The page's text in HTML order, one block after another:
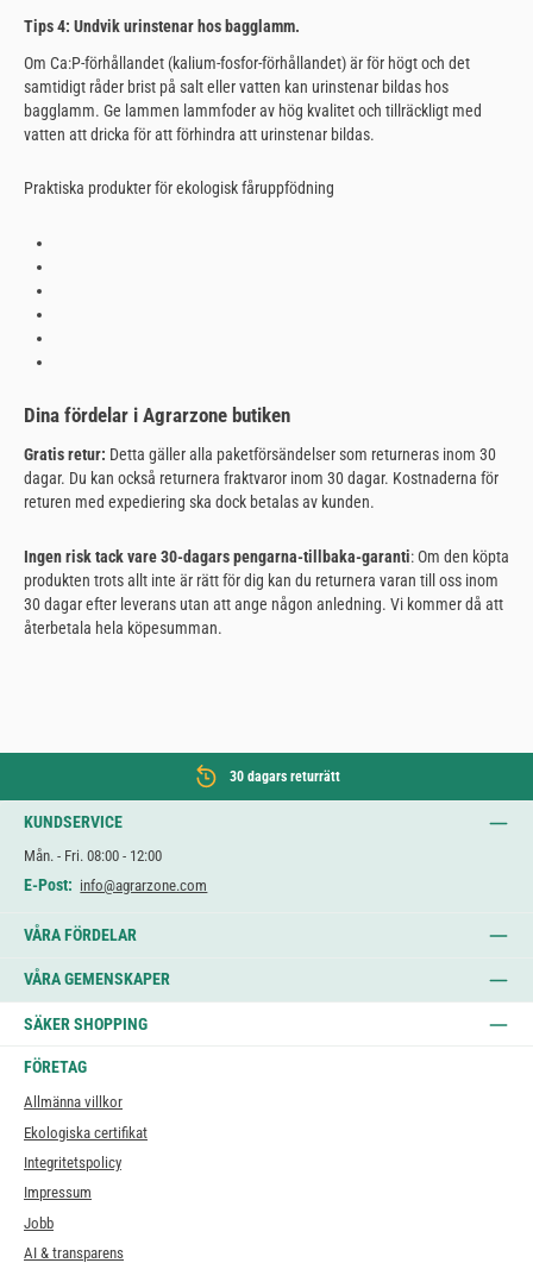
Tips 4: Undvik urinstenar hos bagglamm.
Om Ca:P-förhållandet (kalium-fosfor-förhållandet) är för högt och det
samtidigt råder brist på salt eller vatten kan urinstenar bildas hos
bagglamm. Ge lammen lammfoder av hög kvalitet och tillräckligt med
vatten att dricka för att förhindra att urinstenar bildas.
Praktiska produkter för ekologisk fåruppfödning
Dina fördelar i Agrarzone butiken
Gratis retur: Detta gäller alla paketförsändelser som returneras inom 30
dagar. Du kan också returnera fraktvaror inom 30 dagar. Kostnaderna för
returen med expediering ska dock betalas av kunden.
Ingen risk tack vare 30-dagars pengarna-tillbaka-garanti: Om den köpta
produkten trots allt inte är rätt för dig kan du returnera varan till oss inom
30 dagar efter leverans utan att ange någon anledning. Vi kommer då att
återbetala hela köpesumman.
30 dagars returrätt
KUNDSERVICE
Mån. - Fri. 08:00 - 12:00
E-Post: info@agrarzone.com
VÅRA FÖRDELAR
VÅRA GEMENSKAPER
SÄKER SHOPPING
FÖRETAG
Allmänna villkor
Ekologiska certifikat
Integritetspolicy
Impressum
Jobb
AI & transparens